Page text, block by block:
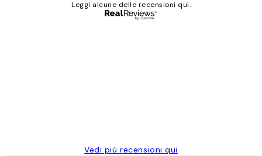
Leggi alcune delle recensioni qui.
Vedi più recensioni qui